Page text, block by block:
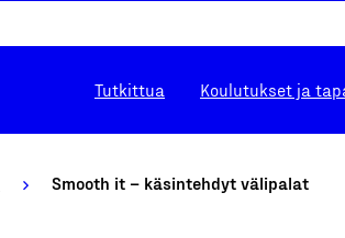
Tutkittua Koulutukset ja
Smooth it – käsintehdyt välipalat